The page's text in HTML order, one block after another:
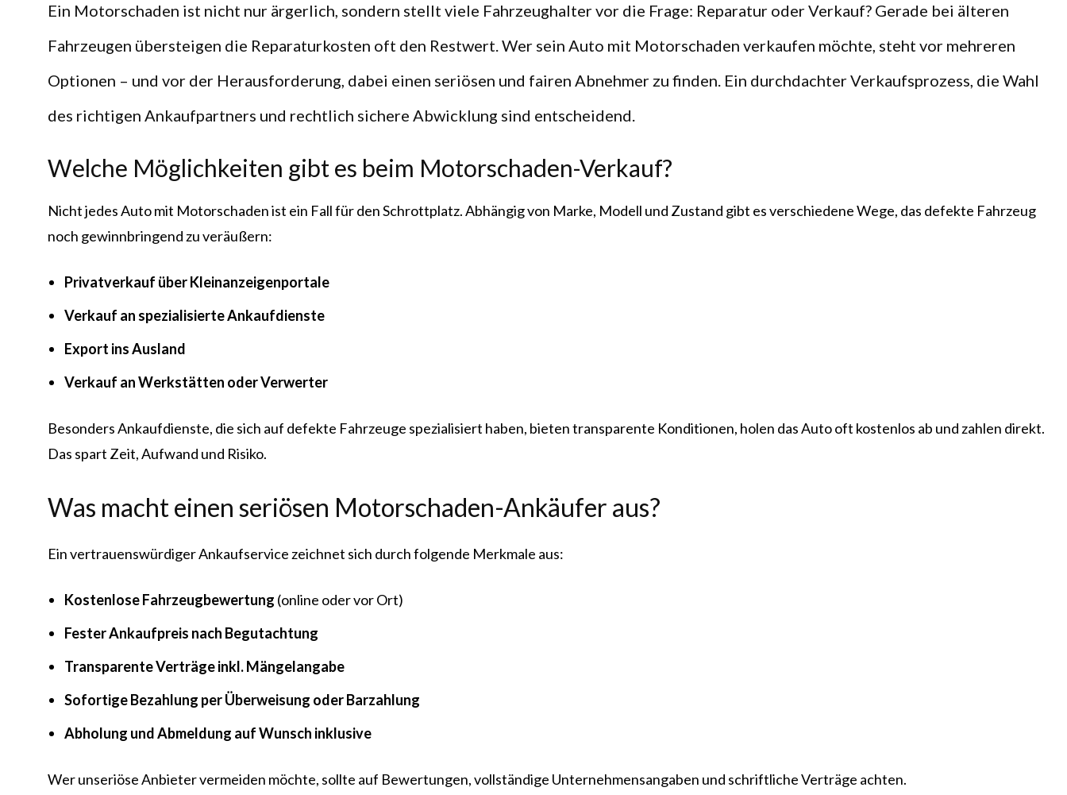
Ein Motorschaden ist nicht nur ärgerlich, sondern stellt viele Fahrzeughalter vor die Frage: Reparatur oder Verkauf? Gerade bei älteren
Fahrzeugen übersteigen die Reparaturkosten oft den Restwert. Wer sein Auto mit Motorschaden verkaufen möchte, steht vor mehreren
Optionen – und vor der Herausforderung, dabei einen seriösen und fairen Abnehmer zu finden. Ein durchdachter Verkaufsprozess, die Wahl
des richtigen Ankaufpartners und rechtlich sichere Abwicklung sind entscheidend.
Welche Möglichkeiten gibt es beim Motorschaden-Verkauf?
Nicht jedes Auto mit Motorschaden ist ein Fall für den Schrottplatz. Abhängig von Marke, Modell und Zustand gibt es verschiedene Wege, das defekte Fahrzeug
noch gewinnbringend zu veräußern:
Privatverkauf über Kleinanzeigenportale
Verkauf an spezialisierte Ankaufdienste
Export ins Ausland
Verkauf an Werkstätten oder Verwerter
Besonders Ankaufdienste, die sich auf defekte Fahrzeuge spezialisiert haben, bieten transparente Konditionen, holen das Auto oft kostenlos ab und zahlen direkt.
Das spart Zeit, Aufwand und Risiko.
Was macht einen seriösen Motorschaden-Ankäufer aus?
Ein vertrauenswürdiger Ankaufservice zeichnet sich durch folgende Merkmale aus:
Kostenlose Fahrzeugbewertung (online oder vor Ort)
Fester Ankaufpreis nach Begutachtung
Transparente Verträge inkl. Mängelangabe
Sofortige Bezahlung per Überweisung oder Barzahlung
Abholung und Abmeldung auf Wunsch inklusive
Wer unseriöse Anbieter vermeiden möchte, sollte auf Bewertungen, vollständige Unternehmensangaben und schriftliche Verträge achten.